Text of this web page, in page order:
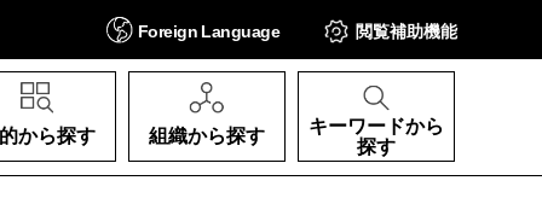
Foreign Language 閲覧補助機能
から探す 組織から探す
キーワードから
探す